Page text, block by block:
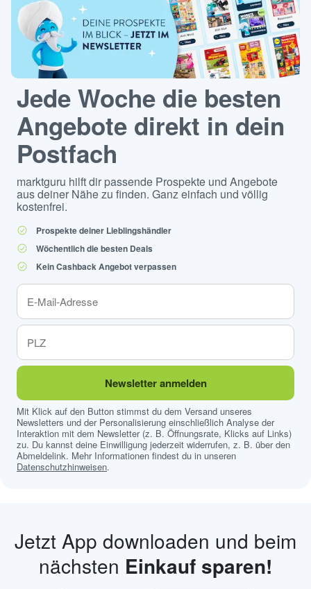
Jede Woche die besten
Angebote direkt in dein
Postfach
marktguru hilft dir passende Prospekte und Angebote
aus deiner Nähe zu finden. Ganz einfach und völlig
kostenfrei.
Prospekte deiner Lieblingshändler
Wöchentlich die besten Deals
Kein Cashback Angebot verpassen
Newsletter anmelden
Mit Klick auf den Button stimmst du dem Versand unseres
Newsletters und der Personalisierung einschließlich Analyse der
Interaktion mit dem Newsletter (z. B. Öffnungsrate, Klicks auf Links)
zu. Du kannst deine Einwilligung jederzeit widerrufen, z. B. über den
Abmeldelink. Mehr Informationen findest du in unseren
Datenschutzhinweisen.
Jetzt App downloaden und beim
nächsten Einkauf sparen!